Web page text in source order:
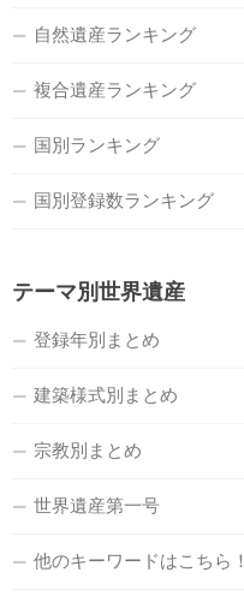
自然遺産ランキング
複合遺産ランキング
国別ランキング
国別登録数ランキング
テーマ別世界遺産
登録年別まとめ
建築様式別まとめ
宗教別まとめ
世界遺産第一号
他のキーワードはこちら！